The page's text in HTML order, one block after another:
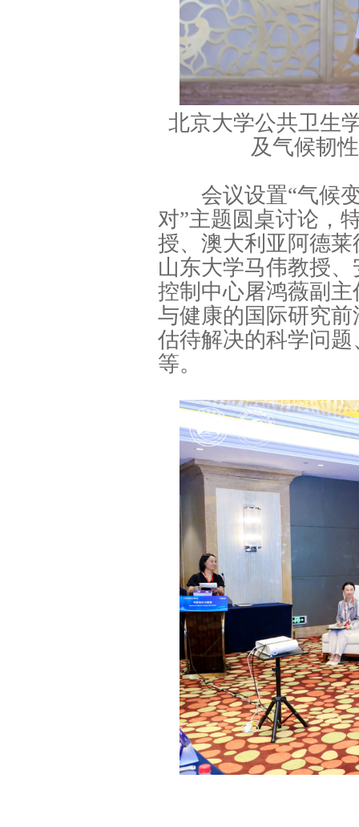
北京大学公共卫生
及气候韧
会议设置“气候变
对”主题圆桌讨论，
授、澳大利亚阿德
山东大学马伟教授
控制中心屠鸿薇副
与健康的国际研究
估待解决的科学问
等。